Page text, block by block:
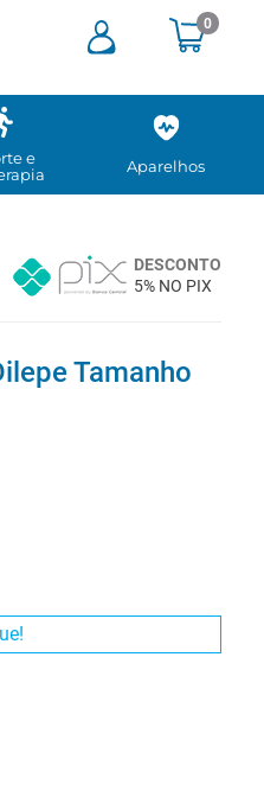
0
e
Aparelhos
DESCONTO
5% NO PIX
Tamanho